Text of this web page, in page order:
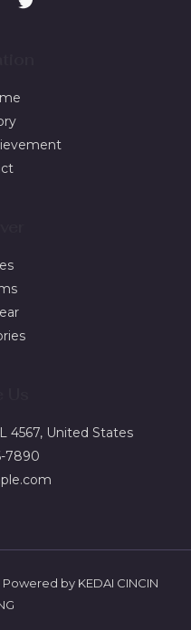
4567, United States
7890
Powered by KEDAI CINCIN